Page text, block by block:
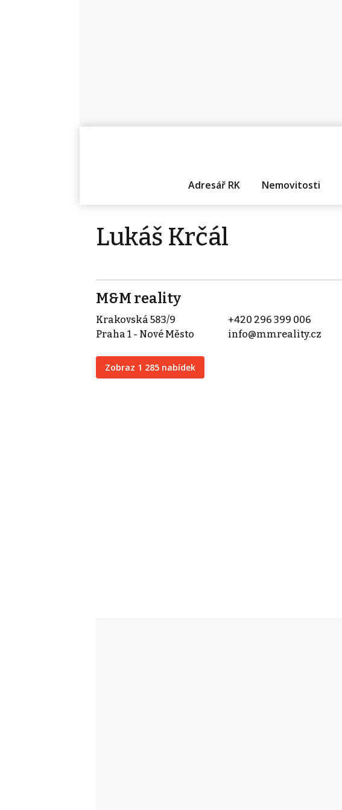
Adresář RK Nemovitosti
Lukáš Krčál
M&M reality
Krakovská 583/9
Praha 1 - Nové Město
Zobraz 1 285 nabídek
+420 296 399 006
info@mmreality.cz